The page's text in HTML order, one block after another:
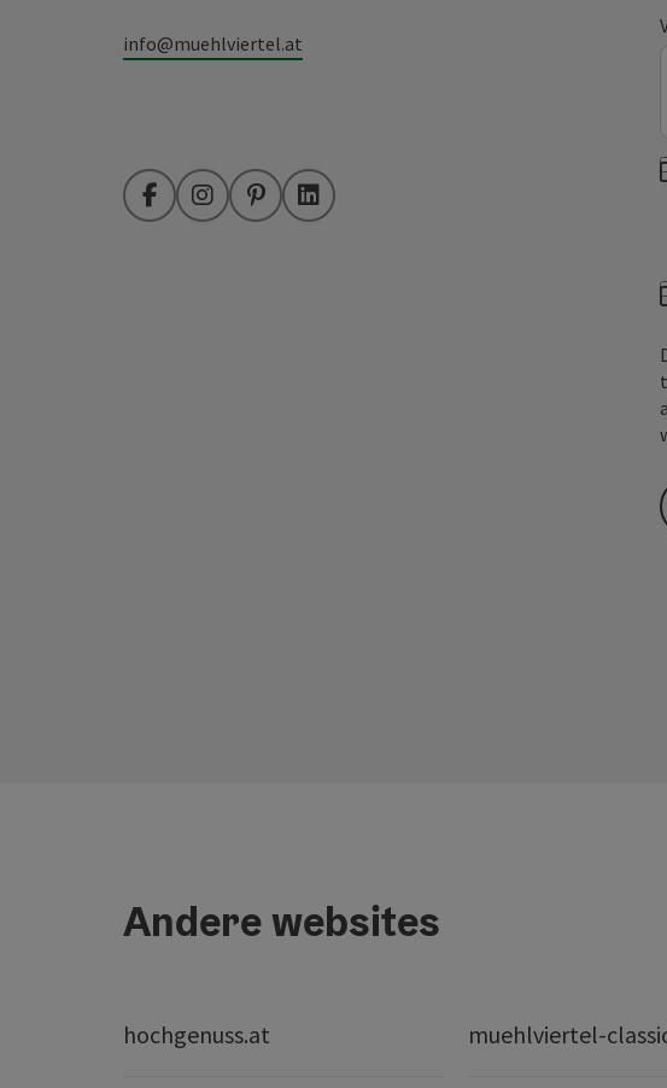
info@muehlviertel.at
FacebookInstagramPinterestLinkedIn
Andere websites
hochgenuss.at muehlviertel-